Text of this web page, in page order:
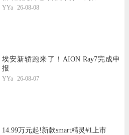
YYa 26-08-08
埃安新轿跑来了！AION Ray7完成申
报
YYa 26-08-07
14.99万元起!新款smart精灵#1上市